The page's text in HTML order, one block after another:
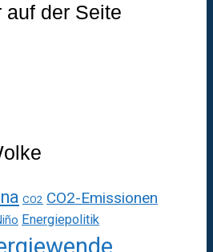
auf der Seite
CO2 CO2-Emissionen
Energiepolitik